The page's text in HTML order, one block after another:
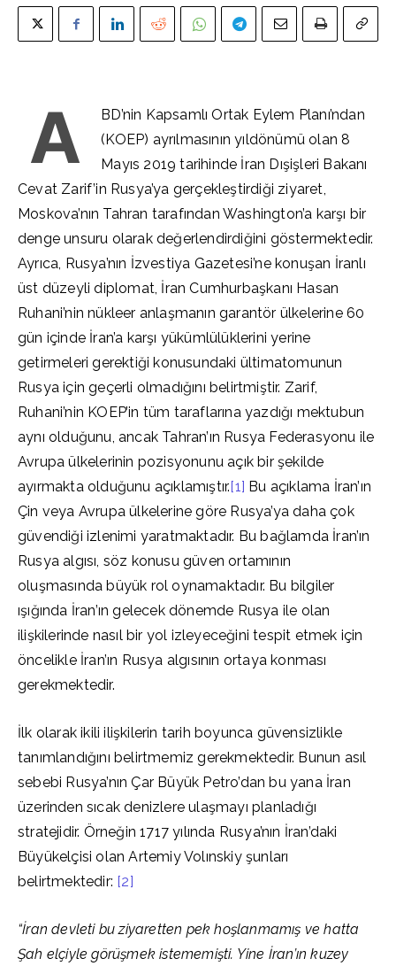
A
BD’nin Kapsamlı Ortak Eylem Planı’ndan
(KOEP) ayrılmasının yıldönümü olan 8
Mayıs 2019 tarihinde İran Dışişleri Bakanı
Cevat Zarif’in Rusya’ya gerçekleştirdiği ziyaret,
Moskova’nın Tahran tarafından Washington’a karşı bir
denge unsuru olarak değerlendirdiğini göstermektedir.
Ayrıca, Rusya’nın İzvestiya Gazetesi’ne konuşan İranlı
üst düzeyli diplomat, İran Cumhurbaşkanı Hasan
Ruhani’nin nükleer anlaşmanın garantör ülkelerine 60
gün içinde İran’a karşı yükümlülüklerini yerine
getirmeleri gerektiği konusundaki ültimatomunun
Rusya için geçerli olmadığını belirtmiştir. Zarif,
Ruhani’nin KOEP’in tüm taraflarına yazdığı mektubun
aynı olduğunu, ancak Tahran’ın Rusya Federasyonu ile
Avrupa ülkelerinin pozisyonunu açık bir şekilde
ayırmakta olduğunu açıklamıştır.[1] Bu açıklama İran’ın
Çin veya Avrupa ülkelerine göre Rusya’ya daha çok
güvendiği izlenimi yaratmaktadır. Bu bağlamda İran’ın
Rusya algısı, söz konusu güven ortamının
oluşmasında büyük rol oynamaktadır. Bu bilgiler
ışığında İran’ın gelecek dönemde Rusya ile olan
ilişkilerinde nasıl bir yol izleyeceğini tespit etmek için
öncelikle İran’ın Rusya algısının ortaya konması
gerekmektedir.
İlk olarak ikili ilişkilerin tarih boyunca güvensizlikle
tanımlandığını belirtmemiz gerekmektedir. Bunun asıl
sebebi Rusya’nın Çar Büyük Petro’dan bu yana İran
üzerinden sıcak denizlere ulaşmayı planladığı
stratejidir. Örneğin 1717 yılında Rusya’nın İran’daki
Büyükelçisi olan Artemiy Volınskiy şunları
belirtmektedir: [2]
“İran devleti bu ziyaretten pek hoşlanmamış ve hatta
Şah elçiyle görüşmek istememişti. Yine İran’ın kuzey